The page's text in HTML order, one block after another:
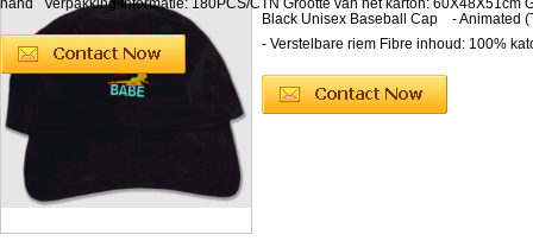
hand Verpakking Informatie: 180PCS/CTN Grootte van het karton: 60X48X51cm
Black Unisex Baseball Cap - Animated
- Verstelbare riem Fibre inhoud: 100%